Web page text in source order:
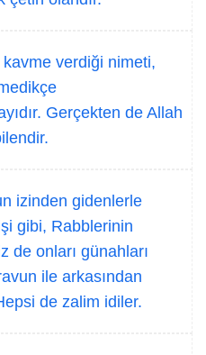
kavme verdiği nimeti,
Gerçekten de Allah
izinden gidenlerle
gibi, Rabblerinin
de onları günahları
ile arkasından
de zalim idiler.